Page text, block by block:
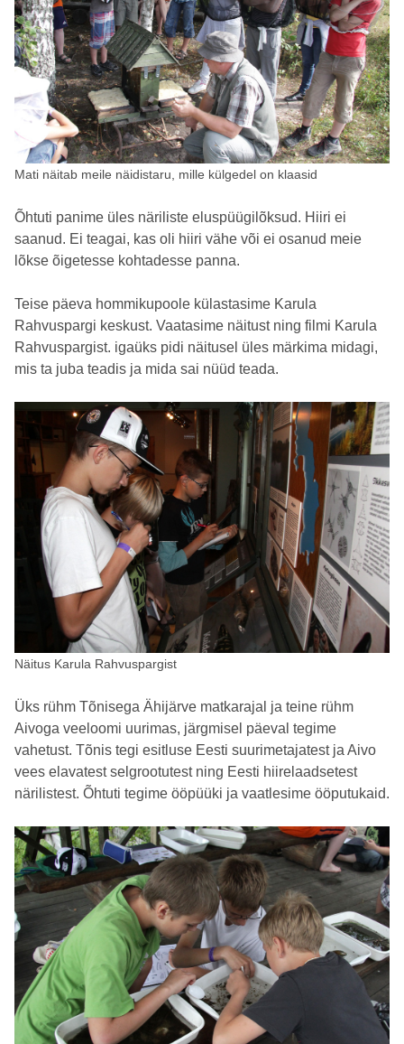
Mati näitab meile näidistaru, mille külgedel on klaasid
Õhtuti panime üles näriliste eluspüügilõksud. Hiiri ei
saanud. Ei teagai, kas oli hiiri vähe või ei osanud meie
lõkse õigetesse kohtadesse panna.
Teise päeva hommikupoole külastasime Karula
Rahvuspargi keskust. Vaatasime näitust ning filmi Karula
Rahvuspargist. igaüks pidi näitusel üles märkima midagi,
mis ta juba teadis ja mida sai nüüd teada.
Näitus Karula Rahvuspargist
Üks rühm Tõnisega Ähijärve matkarajal ja teine rühm
Aivoga veeloomi uurimas, järgmisel päeval tegime
vahetust. Tõnis tegi esitluse Eesti suurimetajatest ja Aivo
vees elavatest selgrootutest ning Eesti hiirelaadsetest
närilistest. Õhtuti tegime ööpüüki ja vaatlesime ööputukaid.